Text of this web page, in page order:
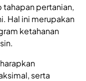
pertanian,
Hal ini merupakan
ketahanan
serta